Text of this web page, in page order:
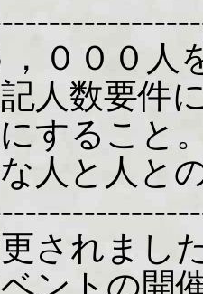
０００人
人数要件
すること
人と人と
されまし
ントの開